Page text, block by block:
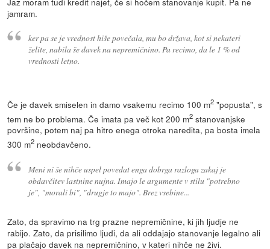
jamram.
ker pa se je vrednost hiše povečala, mu bo država, kot si nekateri
želite, nabila še davek na nepremičnino. Pa recimo, da le 1 % od
vrednosti letno.
Če je davek smiselen in damo vsakemu recimo 100 m2 "popusta", s
tem ne bo problema. Če imata pa več kot 200 m2 stanovanjske
površine, potem naj pa hitro enega otroka naredita, pa bosta imela
300 m2 neobdavčeno.
Meni ni še nihče uspel povedat enga dobrga razloga zakaj je
obdavčitev lastnine nujna. Imajo le argumente v stilu "potrebno
je", "morali bi", "drugje to majo". Brez vsebine...
Zato, da spravimo na trg prazne nepremičnine, ki jih ljudje ne
rabijo. Zato, da prisilimo ljudi, da ali oddajajo stanovanje legalno ali
pa plačajo davek na nepremičnino, v kateri nihče ne živi.